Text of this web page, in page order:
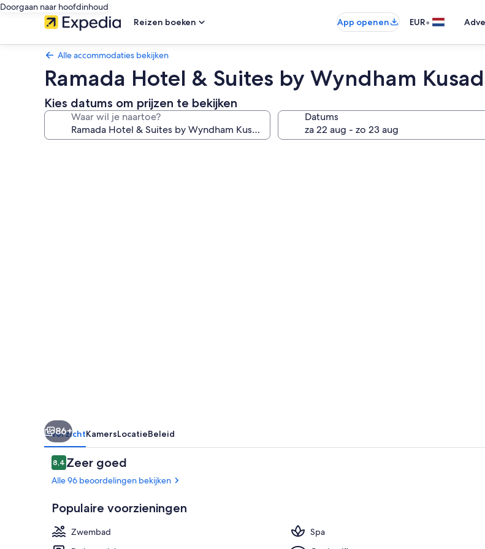
Doorgaan naar hoofdinhoud
Reizen boeken
App openen EUR•
Alle accommodaties bekijken
Ramada Hotel & Suites by Wyndham
Kies datums om prijzen te bekijken
Waar wil je naartoe? Datums
86+
OverzichtKamersLocatieBeleid
Beoordelingen
8,48,4 op 10 –
Zeer goed
Alle 96 beoordelingen bekijken
Populaire voorzieningen
Zwembad
Spa